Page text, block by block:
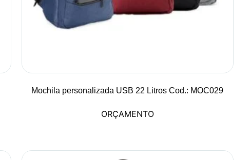
Mochila personalizada USB 22 Litros Cod.: MOC029
ORÇAMENTO